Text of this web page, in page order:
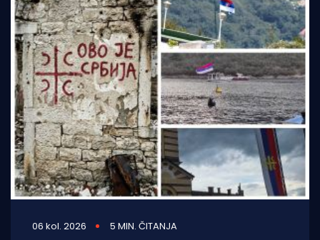
06 kol. 2026 5 MIN. ČITANJA